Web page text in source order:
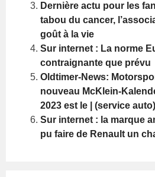
Dernière actu pour les
tabou du cancer,
goût à la vie
Sur internet : La norme
contraignante que prévu
Oldtimer-News:
nouveau McKlein-
2023 est le | (service auto)
Sur internet : la marque
pu faire de Renault un